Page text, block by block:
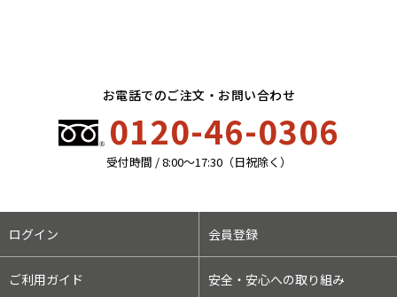
お電話でのご注文・お問い合わせ
0120-46-0306
受付時間 / 8:00〜17:30（日祝除く）
ログイン 会員登録
ご利用ガイド 安全・安心への取り組み